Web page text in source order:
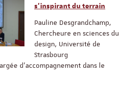
s’inspirant du terrain
Pauline Desgrandchamp,
Chercheure en sciences du
design, Université de
Strasbourg
d’accompagnement dans le